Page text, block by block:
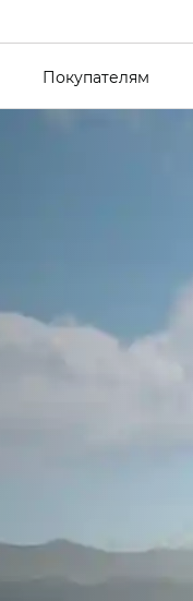
Покупателям